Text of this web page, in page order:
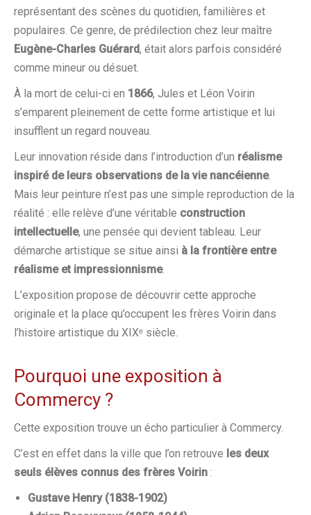
représentant des scènes du quotidien, familières et
populaires. Ce genre, de prédilection chez leur maître
Eugène-Charles Guérard, était alors parfois considéré
comme mineur ou désuet.
À la mort de celui-ci en 1866, Jules et Léon Voirin
s’emparent pleinement de cette forme artistique et lui
insufflent un regard nouveau.
Leur innovation réside dans l’introduction d’un réalisme
inspiré de leurs observations de la vie nancéienne.
Mais leur peinture n’est pas une simple reproduction de la
réalité : elle relève d’une véritable construction
intellectuelle, une pensée qui devient tableau. Leur
démarche artistique se situe ainsi à la frontière entre
réalisme et impressionnisme.
L’exposition propose de découvrir cette approche
originale et la place qu’occupent les frères Voirin dans
l’histoire artistique du XIXᵉ siècle.
Pourquoi une exposition à
Commercy ?
Cette exposition trouve un écho particulier à Commercy.
C’est en effet dans la ville que l’on retrouve les deux
seuls élèves connus des frères Voirin :
Gustave Henry (1838-1902)